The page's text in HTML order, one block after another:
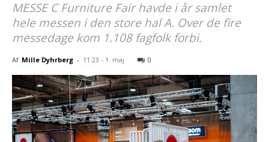
MESSE C Furniture Fair havde i år samlet
hele messen i den store hal A. Over de fire
messedage kom 1.108 fagfolk forbi.
Af Mille Dyhrberg - 11:23 - 1. maj 0